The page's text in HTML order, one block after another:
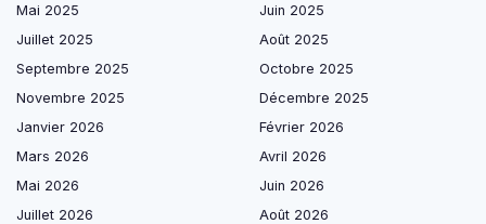
Mai 2025
Juin 2025
Juillet 2025
Août 2025
Septembre 2025
Octobre 2025
Novembre 2025
Décembre 2025
Janvier 2026
Février 2026
Mars 2026
Avril 2026
Mai 2026
Juin 2026
Juillet 2026
Août 2026